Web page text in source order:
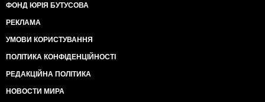
ФОНД ЮРІЯ БУТУСОВА
РЕКЛАМА
УМОВИ КОРИСТУВАННЯ
ПОЛІТИКА КОНФІДЕНЦІЙНОСТІ
РЕДАКЦІЙНА ПОЛІТИКА
НОВОСТИ МИРА